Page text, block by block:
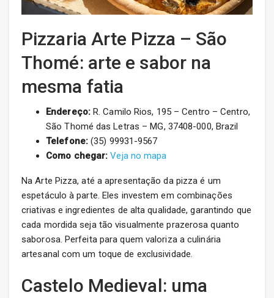
Pizzaria Arte Pizza – São
Thomé: arte e sabor na
mesma fatia
Endereço:R. Camilo Rios, 195 – Centro – Centro,
São Thomé das Letras – MG, 37408-000, Brazil
Telefone:(35) 99931-9567
Como chegar: Veja no mapa
Na Arte Pizza, até a apresentação da pizza é um
espetáculo à parte. Eles investem em combinações
criativas e ingredientes de alta qualidade, garantindo que
cada mordida seja tão visualmente prazerosa quanto
saborosa. Perfeita para quem valoriza a culinária
artesanal com um toque de exclusividade.
Castelo Medieval: uma